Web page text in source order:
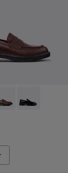
pour homme.
cuir velours
008 -
- K101045-005
Dean -